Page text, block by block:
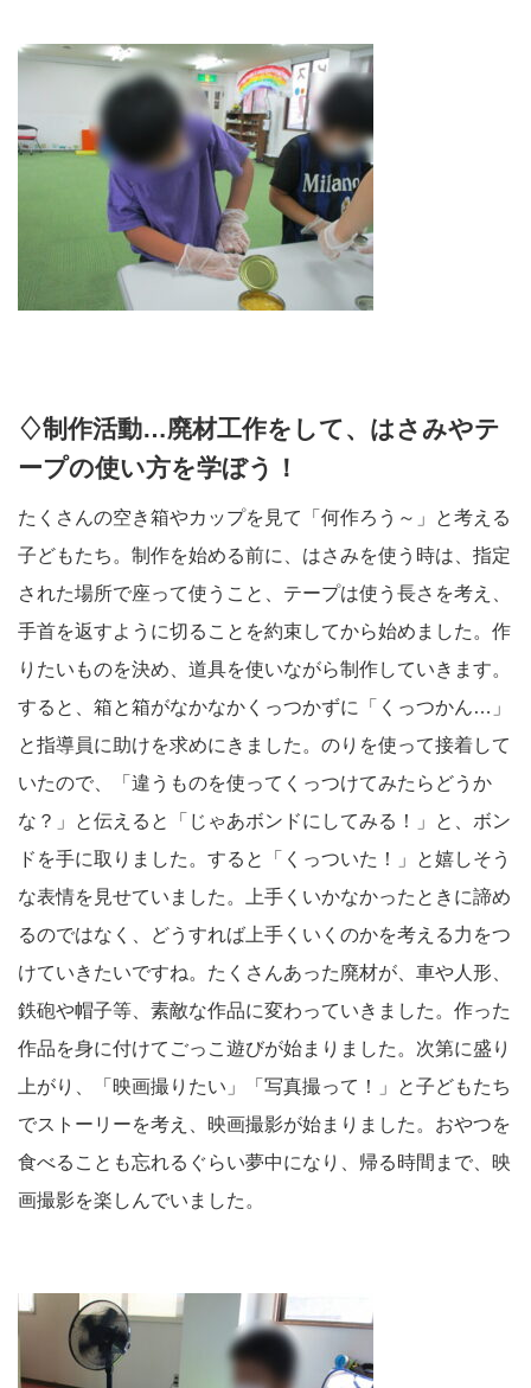
♢制作活動…廃材工作をして、はさみやテ
ープの使い方を学ぼう！
たくさんの空き箱やカップを見て「何作ろう～」と考える
子どもたち。制作を始める前に、はさみを使う時は、指定
された場所で座って使うこと、テープは使う長さを考え、
手首を返すように切ることを約束してから始めました。作
りたいものを決め、道具を使いながら制作していきます。
すると、箱と箱がなかなかくっつかずに「くっつかん…」
と指導員に助けを求めにきました。のりを使って接着して
いたので、「違うものを使ってくっつけてみたらどうか
な？」と伝えると「じゃあボンドにしてみる！」と、ボン
ドを手に取りました。すると「くっついた！」と嬉しそう
な表情を見せていました。上手くいかなかったときに諦め
るのではなく、どうすれば上手くいくのかを考える力をつ
けていきたいですね。たくさんあった廃材が、車や人形、
鉄砲や帽子等、素敵な作品に変わっていきました。作った
作品を身に付けてごっこ遊びが始まりました。次第に盛り
上がり、「映画撮りたい」「写真撮って！」と子どもたち
でストーリーを考え、映画撮影が始まりました。おやつを
食べることも忘れるぐらい夢中になり、帰る時間まで、映
画撮影を楽しんでいました。